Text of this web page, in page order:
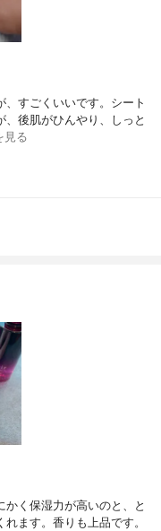
すごくいいです。シート
後肌がひんやり、しっと
見る
く保湿力が高いのと、と
ます。香りも上品です。